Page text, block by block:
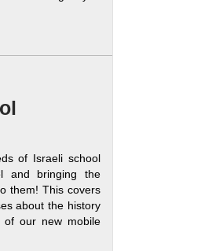
of Israeli school
and bringing the
them! This covers
about the history
of our new mobile